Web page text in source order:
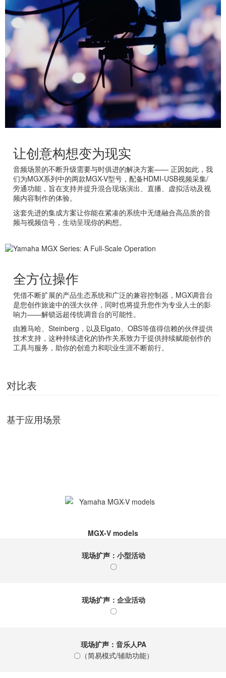
让创意构想变为现实
音频场景的不断升级需要与时俱进的解决方案—— 正因如此，我
们为MGX系列中的两款MGX-V型号，配备HDMI-USB视频采集/
旁通功能，旨在支持并提升混合现场演出、直播、虚拟活动及视
频内容制作的体验。
这套先进的集成方案让你能在紧凑的系统中无缝融合高品质的音
频与视频信号，生动呈现你的构想。
全方位操作
凭借不断扩展的产品生态系统和广泛的兼容控制器，MGX调音台
是您创作旅途中的强大伙伴，同时也将提升您作为专业人士的影
响力——解锁远超传统调音台的可能性。
由雅马哈、Steinberg，以及Elgato、OBS等值得信赖的伙伴提供
技术支持，这种持续进化的协作关系致力于提供持续赋能创作的
工具与服务，助你的创造力和职业生涯不断前行。
对比表
基于应用场景
MGX-V models
现场扩声：小型活动
〇
现场扩声：企业活动
〇
现场扩声：音乐人PA
〇（简易模式/辅助功能）